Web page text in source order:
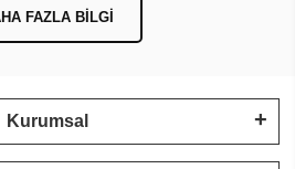
FAZLA BILGI
Kurumsal